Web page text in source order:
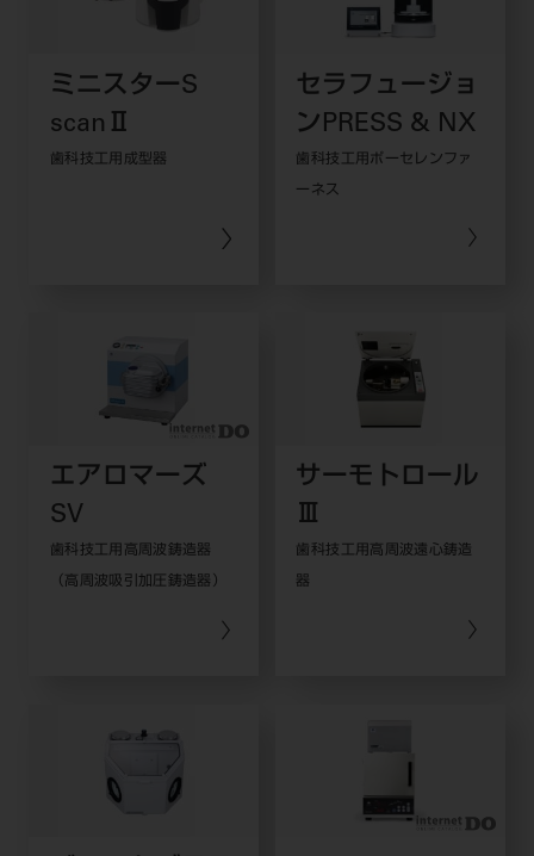
ミニスターS
scanⅡ
歯科技工用成型器
セラフュージョ
ンPRESS & NX
歯科技工用ポーセレンファ
ーネス
エアロマーズ
SV
歯科技工用高周波鋳造器
（高周波吸引加圧鋳造器）
サーモトロール
Ⅲ
歯科技工用高周波遠心鋳造
器